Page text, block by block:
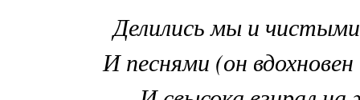
Делились мы и
И песнями (он